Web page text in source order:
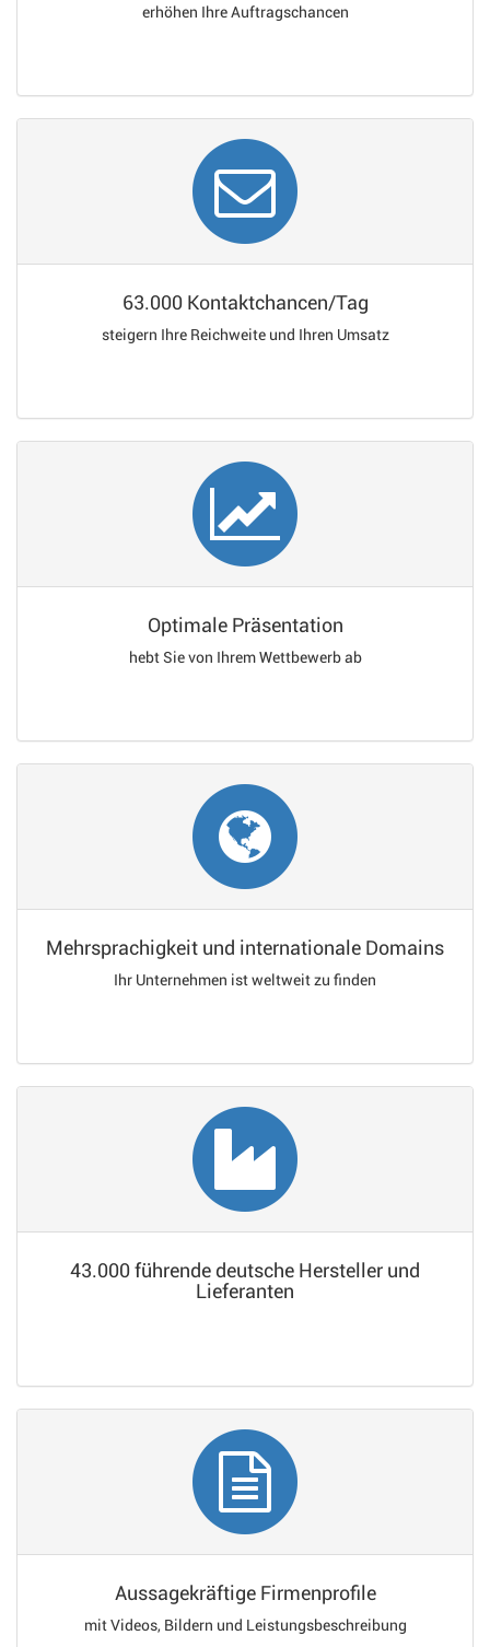
erhöhen Ihre Auftragschancen
63.000 Kontaktchancen/Tag
steigern Ihre Reichweite und Ihren Umsatz
Optimale Präsentation
hebt Sie von Ihrem Wettbewerb ab
Mehrsprachigkeit und internationale Domains
Ihr Unternehmen ist weltweit zu finden
43.000 führende deutsche Hersteller und
Lieferanten
Aussagekräftige Firmenprofile
mit Videos, Bildern und Leistungsbeschreibung